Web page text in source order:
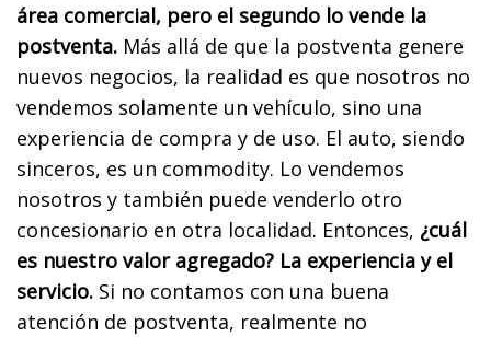
área comercial, pero el segundo lo vende la
postventa. Más allá de que la postventa genere
nuevos negocios, la realidad es que nosotros no
vendemos solamente un vehículo, sino una
experiencia de compra y de uso. El auto, siendo
sinceros, es un commodity. Lo vendemos
nosotros y también puede venderlo otro
concesionario en otra localidad. Entonces, ¿cuál
es nuestro valor agregado? La experiencia y el
servicio. Si no contamos con una buena
atención de postventa, realmente no